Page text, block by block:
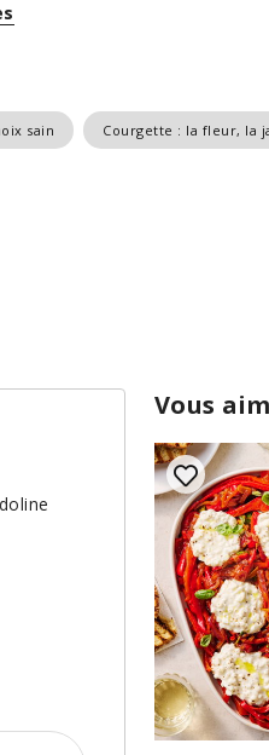
sain Courgette : la fleur, la
Vous